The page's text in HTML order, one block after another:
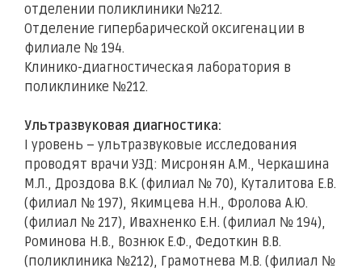
отделении поликлиники №212.
Отделение гипербарической оксигенации в
филиале № 194.
Клинико-диагностическая лаборатория в
поликлинике №212.
Ультразвуковая диагностика:
I уровень – ультразвуковые исследования
проводят врачи УЗД: Мисронян А.М., Черкашина
М.Л., Дроздова В.К. (филиал № 70), Куталитова Е.В.
(филиал № 197), Якимцева Н.Н., Фролова А.Ю.
(филиал № 217), Ивахненко Е.Н. (филиал № 194),
Роминова Н.В., Вознюк Е.Ф., Федоткин В.В.
(поликлиника №212), Грамотнева М.В. (филиал №